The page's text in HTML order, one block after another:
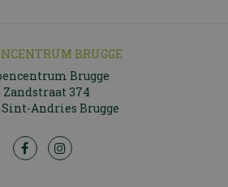
BRUGGE
Brugge
Zandstraat 374
Sint-Andries Brugge